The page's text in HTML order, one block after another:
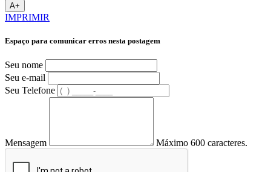
A+
IMPRIMIR
Espaço para comunicar erros nesta postagem
Seu nome
Seu e-mail
Seu Telefone
Mensagem Máximo 600 caracteres.